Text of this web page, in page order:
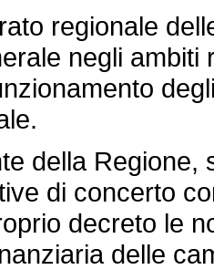
regionale
negli ambiti
della Regione,
di concerto
decreto le
delle